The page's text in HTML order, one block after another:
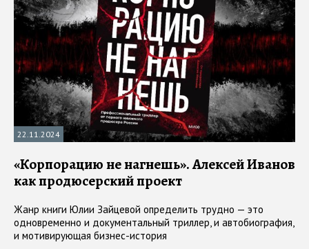
22.11.2024
«Корпорацию не нагнешь». Алексей Иванов
как продюсерский проект
Жанр книги Юлии Зайцевой определить трудно — это
одновременно и документальный триллер, и автобиография,
и мотивирующая бизнес-история